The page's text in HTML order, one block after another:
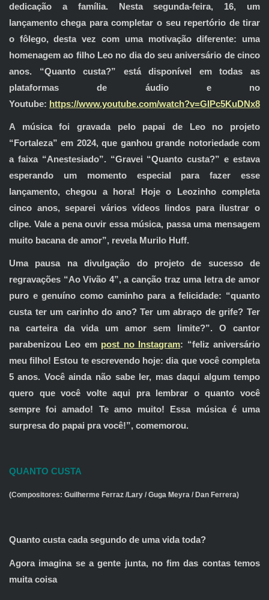
dedicação a família. Nesta segunda-feira, 16, um
lançamento chega para completar o seu repertório de tirar
o fôlego, desta vez com uma motivação diferente: uma
homenagem ao filho Leo no dia do seu aniversário de cinco
anos. “Quanto custa?” está disponível em todas as
plataformas de áudio e no
Youtube: https://www.youtube.com/watch?v=GIPc5KuDNx8
A música foi gravada pelo papai de Leo no projeto
“Fortaleza” em 2024, que ganhou grande notoriedade com
a faixa “Anestesiado”. “Gravei “Quanto custa?” e estava
esperando um momento especial para fazer esse
lançamento, chegou a hora! Hoje o Leozinho completa
cinco anos, separei vários vídeos lindos para ilustrar o
clipe. Vale a pena ouvir essa música, passa uma mensagem
muito bacana de amor”, revela Murilo Huff.
Uma pausa na divulgação do projeto de sucesso de
regravações “Ao Vivão 4”, a canção traz uma letra de amor
puro e genuíno como caminho para a felicidade: “quanto
custa ter um carinho do ano? Ter um abraço de grife? Ter
na carteira da vida um amor sem limite?”. O cantor
parabenizou Leo em post no Instagram: “feliz aniversário
meu filho! Estou te escrevendo hoje: dia que você completa
5 anos. Você ainda não sabe ler, mas daqui algum tempo
quero que você volte aqui pra lembrar o quanto você
sempre foi amado! Te amo muito! Essa música é uma
surpresa do papai pra você!”, comemorou.
QUANTO CUSTA
(Compositores: Guilherme Ferraz /Lary / Guga Meyra / Dan Ferrera)
Quanto custa cada segundo de uma vida toda?
Agora imagina se a gente junta, no fim das contas temos
muita coisa